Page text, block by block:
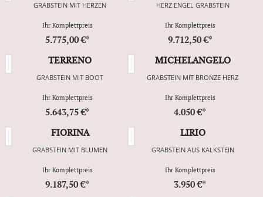
GRABSTEIN MIT HERZEN
Ihr Komplettpreis
5.775,00 €*
HERZ ENGEL GRABSTEIN
Ihr Komplettpreis
9.712,50 €*
TERRENO
GRABSTEIN MIT BOOT
Ihr Komplettpreis
5.643,75 €*
MICHELANGELO
GRABSTEIN MIT BRONZE HERZ
Ihr Komplettpreis
4.050 €*
FIORINA
GRABSTEIN MIT BLUMEN
Ihr Komplettpreis
9.187,50 €*
LIRIO
GRABSTEIN AUS KALKSTEIN
Ihr Komplettpreis
3.950 €*